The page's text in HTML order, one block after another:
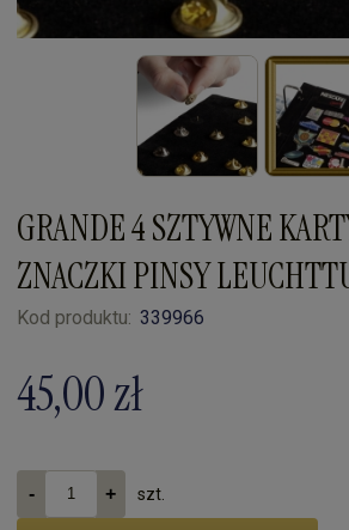
GRANDE 4 SZTYWNE
ZNACZKI PINSY
Kod produktu: 339966
45,00 zł
szt.